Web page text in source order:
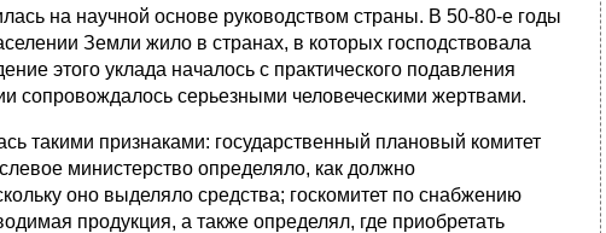
на научной основе руководством страны. В 50-80-е годы
Земли жило в странах, в которых господствовала
этого уклада началось с практического подавления
сопровождалось серьезными человеческими жертвами.
такими признаками: государственный плановый комитет
министерство определяло, как должно
оно выделяло средства; госкомитет по снабжению
продукция, а также определял, где приобретать